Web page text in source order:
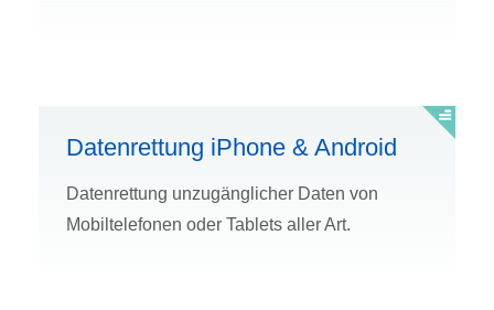
Datenrettung iPhone & Android
Datenrettung unzugänglicher Daten von
Mobiltelefonen oder Tablets aller Art.